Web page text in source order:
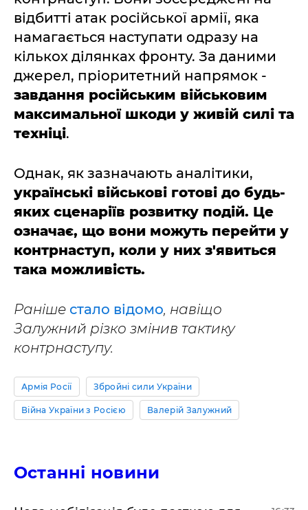
відбитті атак російської армії, яка
намагається наступати одразу на
кількох ділянках фронту. За даними
джерел, пріоритетний напрямок -
завдання російським військовим
максимальної шкоди у живій силі та
техніці.
Однак, як зазначають аналітики,
українські військові готові до будь-
яких сценаріїв розвитку подій. Це
означає, що вони можуть перейти у
контрнаступ, коли у них з'явиться
така можливість.
Раніше стало відомо, навіщо
Залужний різко змінив тактику
контрнаступу.
Армія Росії Збройні сили України
Війна України з Росією Валерій Залужний
Останні новини